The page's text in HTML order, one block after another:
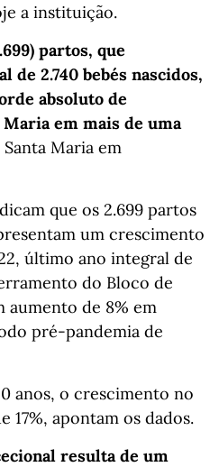
a instituição.
partos, que
2.740 bebés nascidos,
absoluto de
em mais de uma
Maria em
que os 2.699 partos
um crescimento
último ano integral de
do Bloco de
aumento de 8% em
pré-pandemia de
anos, o crescimento no
17%, apontam os dados.
resulta de um